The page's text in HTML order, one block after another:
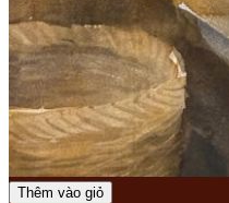
Thêm vào giỏ